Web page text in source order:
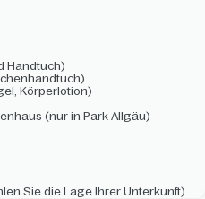
Handtuch)
Körperlotion)
(nur in Park Allgäu)
Sie die Lage Ihrer Unterkunft)